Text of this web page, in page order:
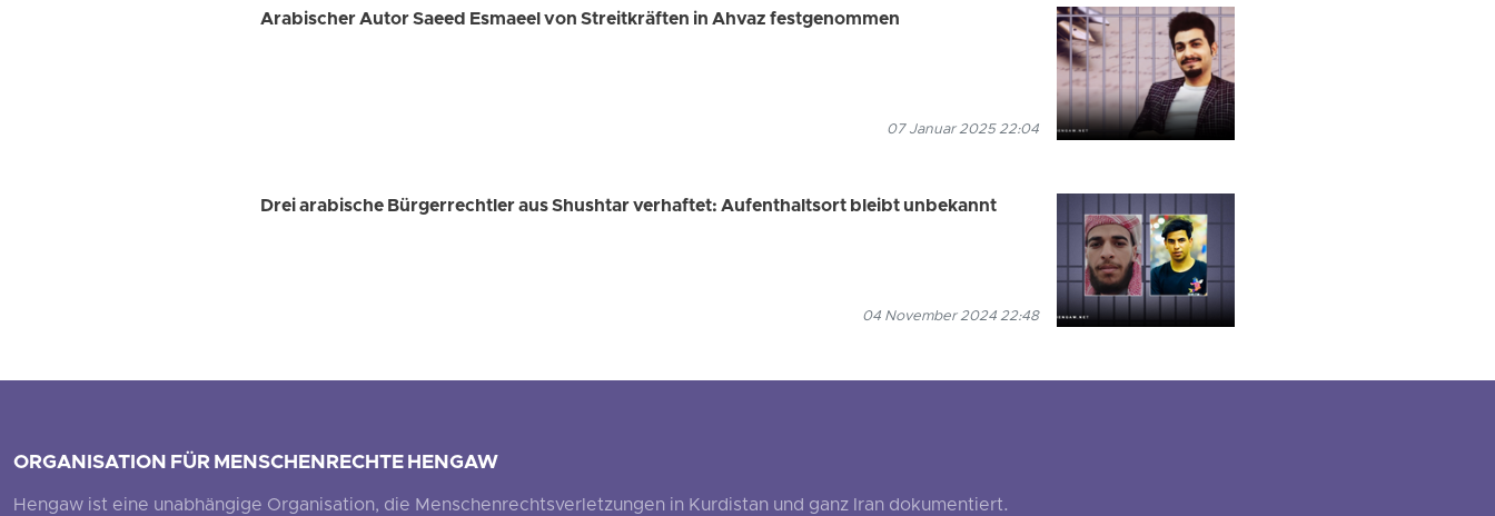
Arabischer Autor Saeed Esmaeel von Streitkräften in Ahvaz festgenommen
07 Januar 2025 22:04
Drei arabische Bürgerrechtler aus Shushtar verhaftet: Aufenthaltsort bleibt unbekannt
04 November 2024 22:48
ORGANISATION FÜR MENSCHENRECHTE HENGAW
Hengaw ist eine unabhängige Organisation, die Menschenrechtsverletzungen in Kurdistan und ganz Iran dokumentiert.